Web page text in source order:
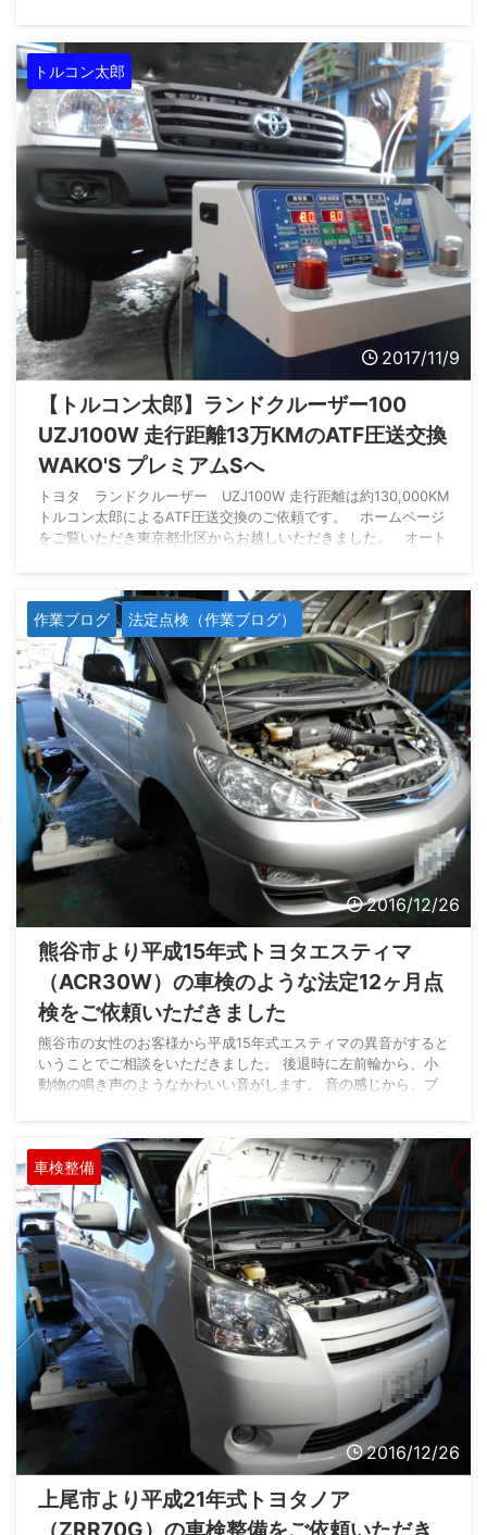
客様のご希望で圧送方式での交換を実施しますが、トヨタiQはミ
ッションの構造上、通常の方法では圧送交換ができません。 画
像の ...
トルコン太郎
2017/11/9
【トルコン太郎】ランドクルーザー100
UZJ100W 走行距離13万KMのATF圧送交換
WAKO'S プレミアムSへ
トヨタ ランドクルーザー UZJ100W 走行距離は約130,000KM
トルコン太郎によるATF圧送交換のご依頼です。 ホームページ
をご覧いただき東京都北区からお越しいただきました。 オート
入したので過去のオートマオイル交換の履歴がわからない、とい
うことで交換をご依頼いただきました。 丈夫なランクルとはい
え、走行距離が10万キロを超えていることもあ ...
作業ブログ 法定点検（作業ブログ）
2016/12/26
熊谷市より平成15年式トヨタエスティマ
（ACR30W）の車検のような法定12ヶ月点
検をご依頼いただきました
熊谷市の女性のお客様から平成15年式エスティマの異音がすると
いうことでご相談をいただきました。 後退時に左前輪から、小
動物の鳴き声のようなかわいい音がします。 音の感じから、ブ
ご紹介で初めてのご入庫です。 このお車は、3ヶ月前に他店で現
状販売（納車整備なし・保証なし）で購入されたそうです。 点
検整備をしないで車検の有効期間だけを更新して乗られていると
いうことになりますので、安全上隅々点検す ...
車検整備
2016/12/26
上尾市より平成21年式トヨタノア
（ZRR70G）の車検整備をご依頼いただき